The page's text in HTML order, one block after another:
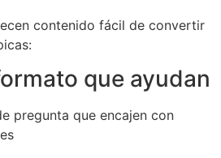
contenido fácil de convertir
que ayudan
pregunta que encajen con